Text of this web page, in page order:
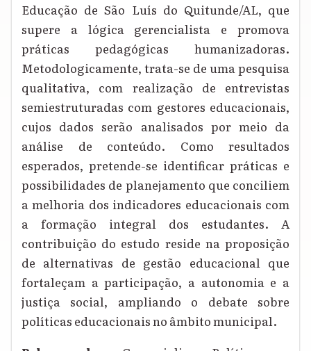
Educação de São Luís do Quitunde/AL, que
supere a lógica gerencialista e promova
práticas pedagógicas humanizadoras.
Metodologicamente, trata-se de uma pesquisa
qualitativa, com realização de entrevistas
semiestruturadas com gestores educacionais,
cujos dados serão analisados por meio da
análise de conteúdo. Como resultados
esperados, pretende-se identificar práticas e
possibilidades de planejamento que conciliem
a melhoria dos indicadores educacionais com
a formação integral dos estudantes. A
contribuição do estudo reside na proposição
de alternativas de gestão educacional que
fortaleçam a participação, a autonomia e a
justiça social, ampliando o debate sobre
políticas educacionais no âmbito municipal.